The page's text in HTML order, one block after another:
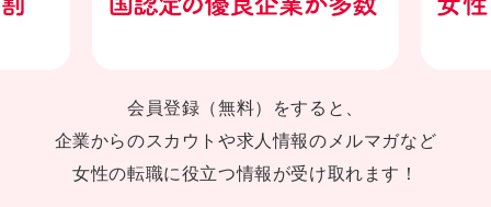
会員登録（無料）をすると、
企業からのスカウトや求人情報のメルマガなど
女性の転職に役立つ情報が受け取れます！